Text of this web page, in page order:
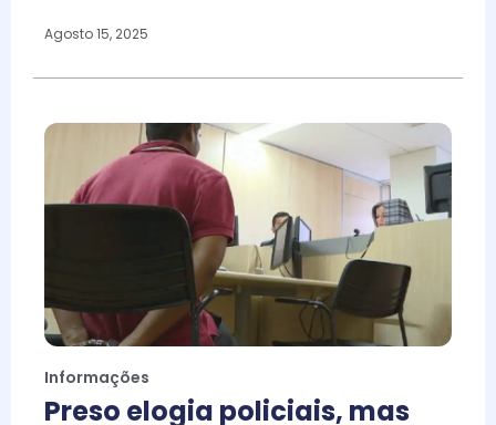
Agosto 15, 2025
Informações
Preso elogia policiais, mas